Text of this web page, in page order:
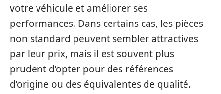
votre véhicule et améliorer ses
performances. Dans certains cas, les pièces
non standard peuvent sembler attractives
par leur prix, mais il est souvent plus
prudent d’opter pour des références
d’origine ou des équivalentes de qualité.